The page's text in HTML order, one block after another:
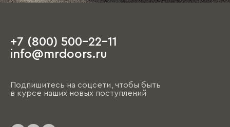
+7 (800) 500-22-11
info@mrdoors.ru
Подпишитесь на соцсети, чтобы быть
в курсе наших новых поступлений